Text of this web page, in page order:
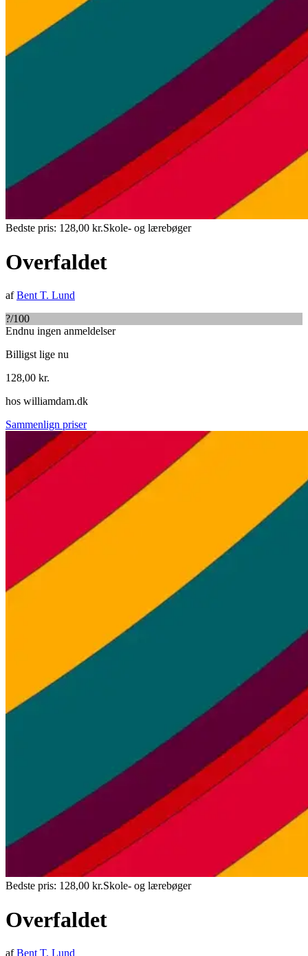
Bedste pris: 128,00 kr.Skole- og lærebøger
Overfaldet
afBent T. Lund
?/100
Endnu ingen anmeldelser
Billigst lige nu
128,00 kr.
hos williamdam.dk
Sammenlign priser
Bedste pris: 128,00 kr.Skole- og lærebøger
Overfaldet
afBent T. Lund